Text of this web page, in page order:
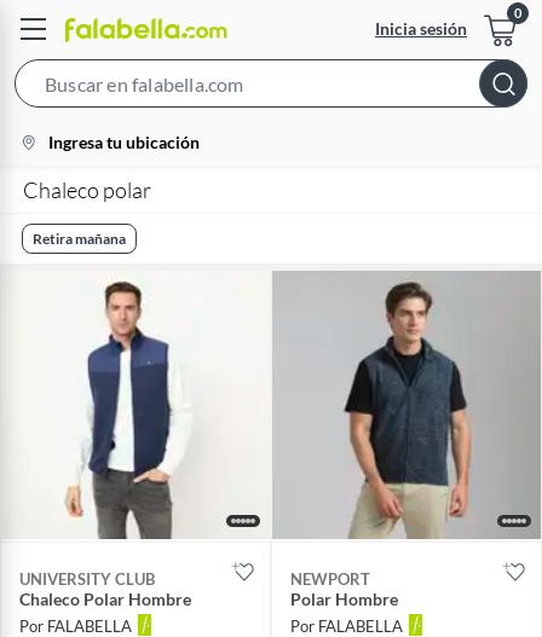
Inicia sesión
Bar
location-
icon
Ingresa tu ubicación
Chaleco polar
Retira mañana
UNIVERSITY CLUB
Chaleco Polar Hombre
Por FALABELLA
NEWPORT
Polar Hombre
Por FALABELLA